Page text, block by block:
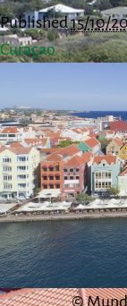
Published15/10/
Curaçao
©